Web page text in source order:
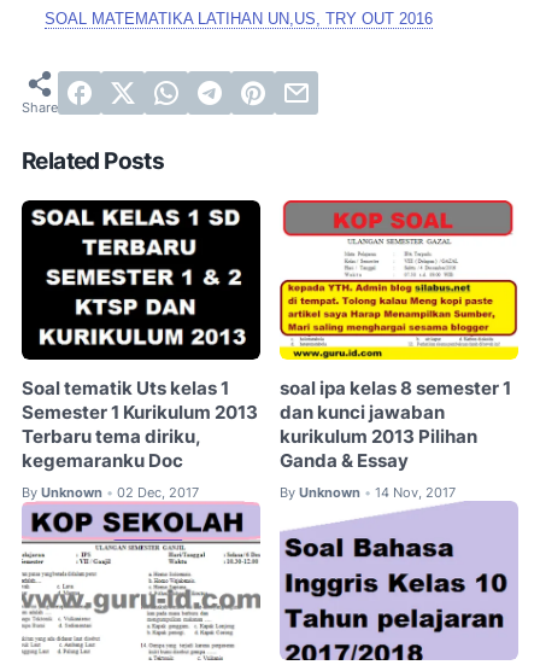
SOAL MATEMATIKA LATIHAN UN,US, TRY OUT 2016
Related Posts
Soal tematik Uts kelas 1
Semester 1 Kurikulum 2013
Terbaru tema diriku,
kegemaranku Doc
By Unknown • 02 Dec, 2017
soal ipa kelas 8 semester 1
dan kunci jawaban
kurikulum 2013 Pilihan
Ganda & Essay
By Unknown • 14 Nov, 2017